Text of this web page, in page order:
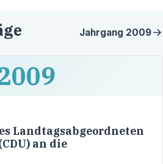
Jahrgang 2009
Landtagsabgeordneten
an die